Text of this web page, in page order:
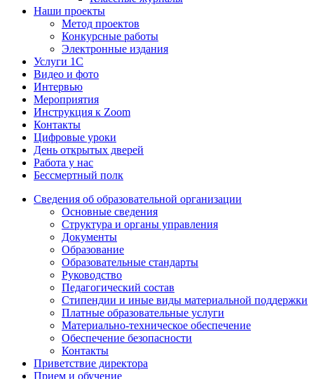
Наши проекты
Метод проектов
Конкурсные работы
Электронные издания
Услуги 1C
Видео и фото
Интервью
Мероприятия
Инструкция к Zoom
Контакты
Цифровые уроки
День открытых дверей
Работа у нас
Бессмертный полк
Сведения об образовательной организации
Основные сведения
Структура и органы управления
Документы
Образование
Образовательные стандарты
Руководство
Педагогический состав
Стипендии и иные виды материальной поддержки
Платные образовательные услуги
Материально-техническое обеспечение
Обеспечение безопасности
Контакты
Приветствие директора
Прием и обучение